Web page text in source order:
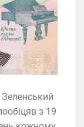
з 19